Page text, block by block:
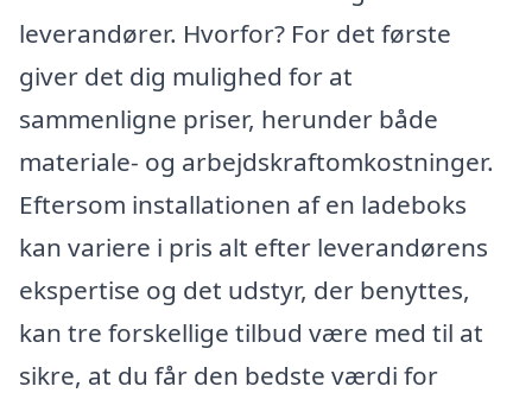
leverandører. Hvorfor? For det første
giver det dig mulighed for at
sammenligne priser, herunder både
materiale- og arbejdskraftomkostninger.
Eftersom installationen af en ladeboks
kan variere i pris alt efter leverandørens
ekspertise og det udstyr, der benyttes,
kan tre forskellige tilbud være med til at
sikre, at du får den bedste værdi for